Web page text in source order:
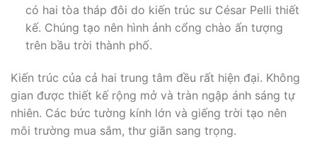
có hai tòa tháp đôi do kiến trúc sư César Pelli thiết
kế. Chúng tạo nên hình ảnh cổng chào ấn tượng
trên bầu trời thành phố.
Kiến trúc của cả hai trung tâm đều rất hiện đại. Không
gian được thiết kế rộng mở và tràn ngập ánh sáng tự
nhiên. Các bức tường kính lớn và giếng trời tạo nên
môi trường mua sắm, thư giãn sang trọng.